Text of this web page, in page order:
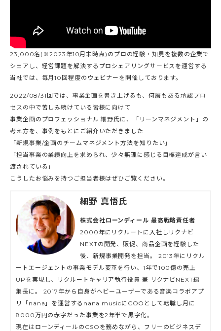
23,000名(※2023年10月末時点)のプロの経験・知見を複数の企業で
シェアし、経営課題を解決するプロシェアリングサービスを運営する
当社では、毎月10回程度のウェビナーを開催しております。
2022/08/31回では、事業企画を書き上げるも、何層もある承認プロ
セスの中で苦しみ続けている皆様に向けて
事業企画のプロフェッショナル 細野氏に、「リーンマネジメント」の
考え方を、事例をもとにご紹介いただきました
「新規事業/企画のチームマネジメント方法を知りたい」
「担当事業の業績向上を求められ、少々無理に感じる目標達成が言い
渡されている」
こうしたお悩みを持つご担当者様はぜひご覧ください。
細野 真悟氏
株式会社ローンディール 最高戦略責任者
2000年にリクルートに入社しリクナビ
NEXTの開発、販促、商品企画を経験した
後、新規事業開発を担当。 2013年にリクル
ートエージェントの事業モデル変革を行い、1年で100億の売上
UPを実現し、リクルートキャリア執行役員 兼 リクナビNEXT編
集長に。 2017年から自身がヘビーユーザーである音楽コラボアプ
リ「nana」を運営するnana musicにCOOとして転職し月に
8000万円の赤字だった事業を2年半で黒字化。
現在はローンディールのCSOを務めながら、フリーのビジネスデ